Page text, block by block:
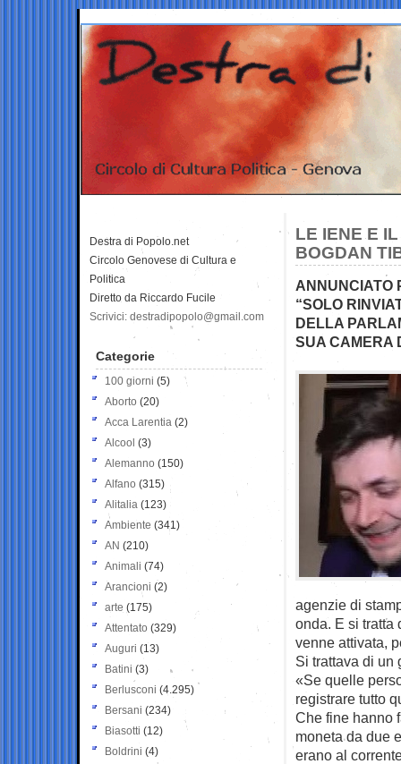
LE IENE E
BOGDAN
ANNUNCIATO
“SOLO
DELLA
SUA CAMERA
agenzie di
onda. E si tratta
venne attivata,
Si trattava di un
«Se quelle
registrare tutto
Che fine hanno
moneta da due
erano al
Destra di Popolo.net
Circolo Genovese di Cultura e
Politica
Diretto da Riccardo Fucile
Scrivici: destradipopolo@gmail.com
Categorie
100 giorni (5)
Aborto (20)
Acca Larentia (2)
Alcool (3)
Alemanno (150)
Alfano (315)
Alitalia (123)
Ambiente (341)
AN (210)
Animali (74)
Arancioni (2)
arte (175)
Attentato (329)
Auguri (13)
Batini (3)
Berlusconi (4.295)
Bersani (234)
Biasotti (12)
Boldrini (4)